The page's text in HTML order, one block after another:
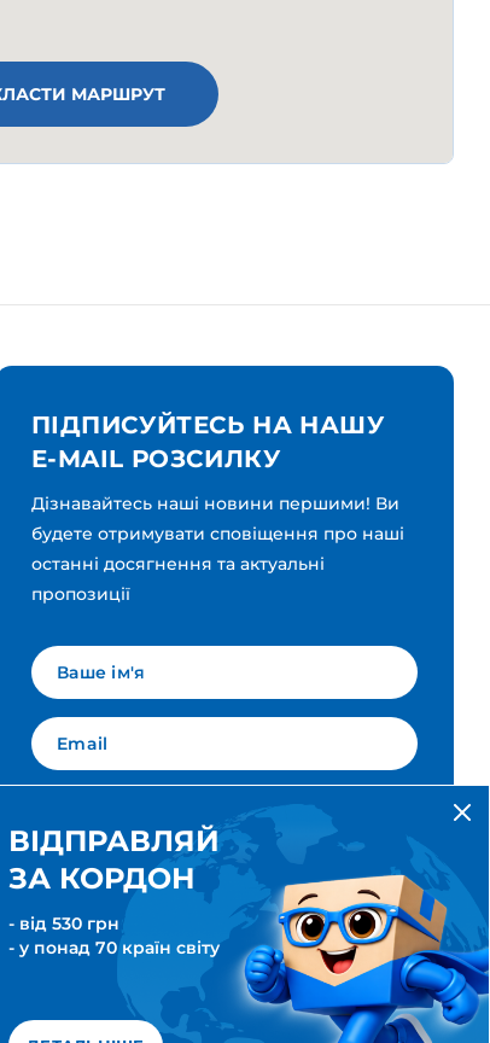
МАРШРУТ
ПІДПИСУЙТЕСЬ НА НАШУ
E-MAIL РОЗСИЛКУ
Дізнавайтесь наші новини першими! Ви
будете отримувати сповіщення про наші
останні досягнення та актуальні
пропозиції
Мова для вашої розсилки Українська
ПІДПИСАТИСЯ
послуги. Всі права захищені. Meest ПОШТА®
Експрес».
ВІДПРАВЛЯЙ
ЗА КОРДОН
- від 530 грн
- у понад 70 країн світу